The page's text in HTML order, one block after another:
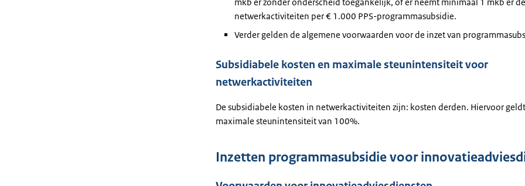
netwerkactiviteiten per € 1.000 PPS-programmasubsidie.
Verder gelden de algemene voorwaarden voor de inzet van
Subsidiabele kosten en maximale steunintensiteit voor
netwerkactiviteiten
De subsidiabele kosten in netwerkactiviteiten zijn: kosten derden. Hiervoor
maximale steunintensiteit van 100%.
Inzetten programmasubsidie voor